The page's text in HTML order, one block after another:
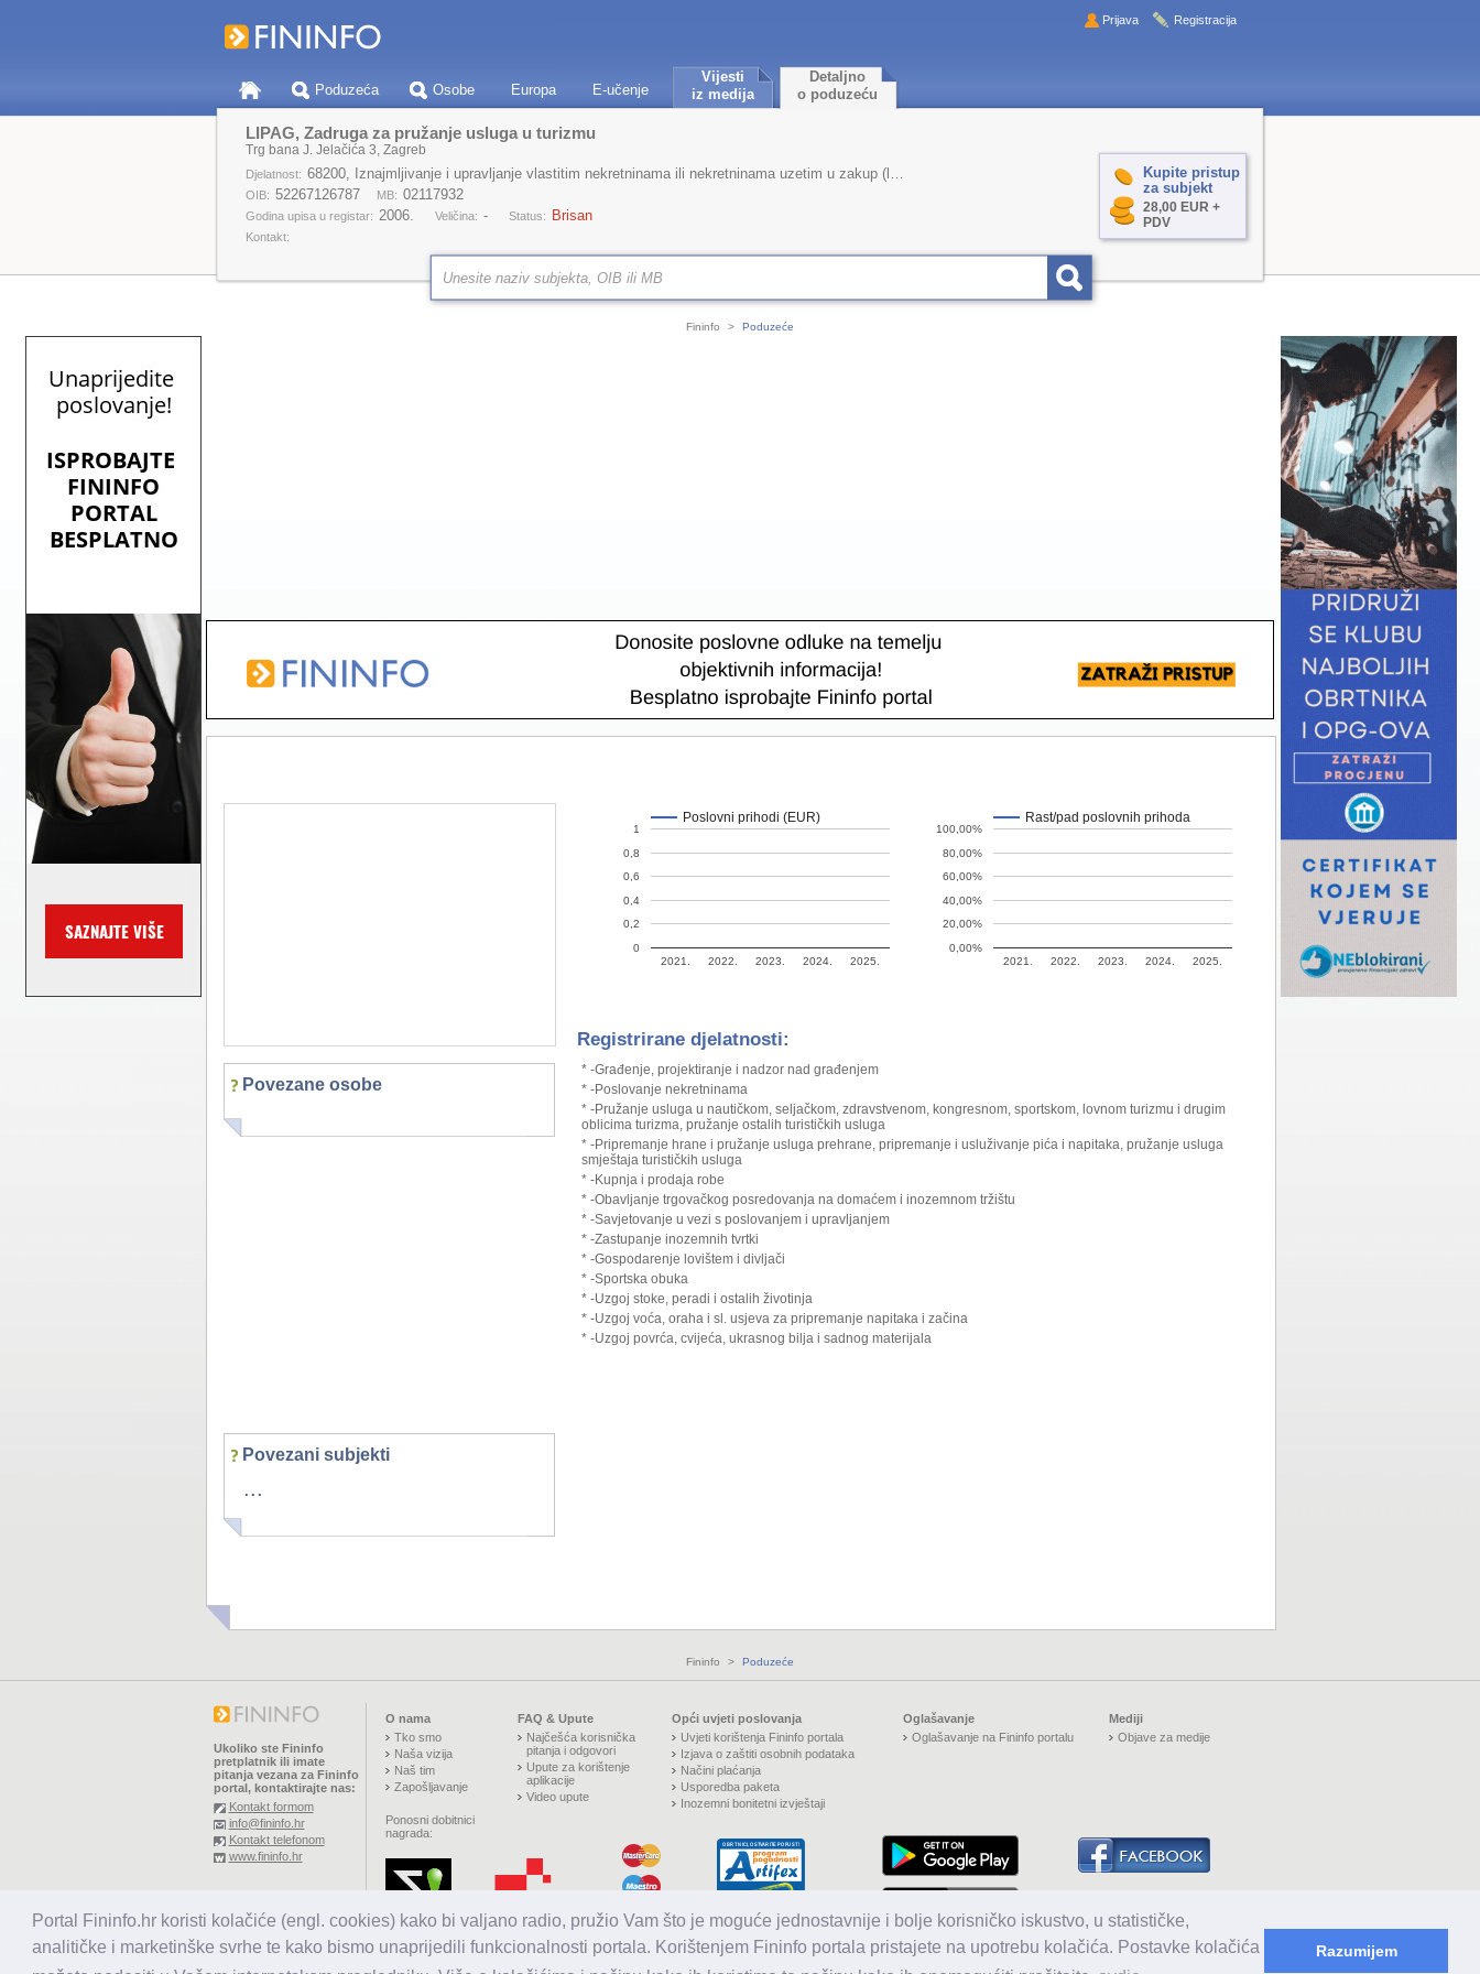
Portal Fininfo.hr koristi kolačiće (engl. cookies) kako bi valjano radio, pružio Vam što je moguće jednostavnije i bolje korisničko iskustvo, u statističke,
analitičke i marketinške svrhe te kako bismo unaprijedili funkcionalnosti portala. Korištenjem Fininfo portala pristajete na upotrebu kolačića. Postavke kolačića
Razumijem
Poduzeća Osobe Europa E-učenje
Vijesti
iz medija
Detaljno
o poduzeću
Prijava Registracija
Kupite pristup
za subjekt
28,00 EUR +
PDV
LIPAG, Zadruga za pružanje usluga u turizmu
Trg bana J. Jelačića 3, Zagreb
Djelatnost: 68200, Iznajmljivanje i upravljanje vlastitim nekretninama ili nekretninama uzetim u zakup (leasing)
OIB: 52267126787 MB: 02117932
Godina upisa u registar: 2006. Veličina: - Status: Brisan
Kontakt:
Fininfo > Poduzeće
Povezane osobe
Povezani subjekti
...
Poslovni prihodi (EUR)
2021. 2022. 2023. 2024. 2025.
0
0,2
0,4
0,6
0,8
1
Rast/pad poslovnih prihoda
2021. 2022. 2023. 2024. 2025.
0,00%
20,00%
40,00%
60,00%
80,00%
100,00%
Registrirane djelatnosti:
* -Građenje, projektiranje i nadzor nad građenjem
* -Poslovanje nekretninama
* -Pružanje usluga u nautičkom, seljačkom, zdravstvenom, kongresnom, sportskom, lovnom turizmu i drugim
oblicima turizma, pružanje ostalih turističkih usluga
* -Pripremanje hrane i pružanje usluga prehrane, pripremanje i usluživanje pića i napitaka, pružanje usluga
smještaja turističkih usluga
* -Kupnja i prodaja robe
* -Obavljanje trgovačkog posredovanja na domaćem i inozemnom tržištu
* -Savjetovanje u vezi s poslovanjem i upravljanjem
* -Zastupanje inozemnih tvrtki
* -Gospodarenje lovištem i divljači
* -Sportska obuka
* -Uzgoj stoke, peradi i ostalih životinja
* -Uzgoj voća, oraha i sl. usjeva za pripremanje napitaka i začina
* -Uzgoj povrća, cvijeća, ukrasnog bilja i sadnog materijala
Fininfo > Poduzeće
Ukoliko ste Fininfo
pretplatnik ili imate
pitanja vezana za Fininfo
portal, kontaktirajte nas:
Kontakt formom
info@fininfo.hr
Kontakt telefonom
www.fininfo.hr
Sva prava pridržana.
O nama
Tko smo
Naša vizija
Naš tim
Zapošljavanje
Ponosni dobitnici
nagrada:
FAQ & Upute
Najčešća korisnička
pitanja i odgovori
Upute za korištenje
aplikacije
Video upute
Opći uvjeti poslovanja
Uvjeti korištenja Fininfo portala
Izjava o zaštiti osobnih podataka
Načini plaćanja
Usporedba paketa
Inozemni bonitetni izvještaji
Oglašavanje
Oglašavanje na Fininfo portalu
Mediji
Objave za medije